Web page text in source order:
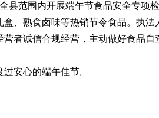
范围内开展端午节食品安全专项检
、熟食卤味等热销节令食品。执法
者诚信合规经营，主动做好食品自
安心的端午佳节。